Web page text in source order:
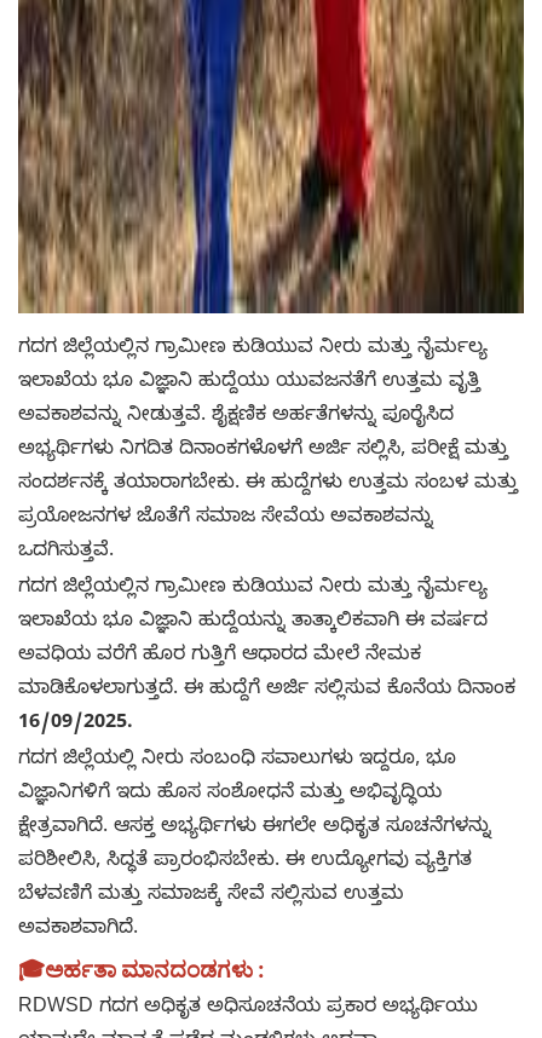
ಗದಗ ಜಿಲ್ಲೆಯಲ್ಲಿನ ಗ್ರಾಮೀಣ ಕುಡಿಯುವ ನೀರು ಮತ್ತು ನೈರ್ಮಲ್ಯ
ಇಲಾಖೆಯ ಭೂ ವಿಜ್ಞಾನಿ ಹುದ್ದೆಯು ಯುವಜನತೆಗೆ ಉತ್ತಮ ವೃತ್ತಿ
ಅವಕಾಶವನ್ನು ನೀಡುತ್ತವೆ. ಶೈಕ್ಷಣಿಕ ಅರ್ಹತೆಗಳನ್ನು ಪೂರೈಸಿದ
ಅಭ್ಯರ್ಥಿಗಳು ನಿಗದಿತ ದಿನಾಂಕಗಳೊಳಗೆ ಅರ್ಜಿ ಸಲ್ಲಿಸಿ, ಪರೀಕ್ಷೆ ಮತ್ತು
ಸಂದರ್ಶನಕ್ಕೆ ತಯಾರಾಗಬೇಕು. ಈ ಹುದ್ದೆಗಳು ಉತ್ತಮ ಸಂಬಳ ಮತ್ತು
ಪ್ರಯೋಜನಗಳ ಜೊತೆಗೆ ಸಮಾಜ ಸೇವೆಯ ಅವಕಾಶವನ್ನು
ಒದಗಿಸುತ್ತವೆ.
ಗದಗ ಜಿಲ್ಲೆಯಲ್ಲಿನ ಗ್ರಾಮೀಣ ಕುಡಿಯುವ ನೀರು ಮತ್ತು ನೈರ್ಮಲ್ಯ
ಇಲಾಖೆಯ ಭೂ ವಿಜ್ಞಾನಿ ಹುದ್ದೆಯನ್ನು ತಾತ್ಕಾಲಿಕವಾಗಿ ಈ ವರ್ಷದ
ಅವಧಿಯ ವರೆಗೆ ಹೊರ ಗುತ್ತಿಗೆ ಆಧಾರದ ಮೇಲೆ ನೇಮಕ
ಮಾಡಿಕೊಳಲಾಗುತ್ತದೆ. ಈ ಹುದ್ದೆಗೆ ಅರ್ಜಿ ಸಲ್ಲಿಸುವ ಕೊನೆಯ ದಿನಾಂಕ
16/09/2025.
ಗದಗ ಜಿಲ್ಲೆಯಲ್ಲಿ ನೀರು ಸಂಬಂಧಿ ಸವಾಲುಗಳು ಇದ್ದರೂ, ಭೂ
ವಿಜ್ಞಾನಿಗಳಿಗೆ ಇದು ಹೊಸ ಸಂಶೋಧನೆ ಮತ್ತು ಅಭಿವೃದ್ಧಿಯ
ಕ್ಷೇತ್ರವಾಗಿದೆ. ಆಸಕ್ತ ಅಭ್ಯರ್ಥಿಗಳು ಈಗಲೇ ಅಧಿಕೃತ ಸೂಚನೆಗಳನ್ನು
ಪರಿಶೀಲಿಸಿ, ಸಿದ್ಧತೆ ಪ್ರಾರಂಭಿಸಬೇಕು. ಈ ಉದ್ಯೋಗವು ವ್ಯಕ್ತಿಗತ
ಬೆಳವಣಿಗೆ ಮತ್ತು ಸಮಾಜಕ್ಕೆ ಸೇವೆ ಸಲ್ಲಿಸುವ ಉತ್ತಮ
ಅವಕಾಶವಾಗಿದೆ.
🎓ಅರ್ಹತಾ ಮಾನದಂಡಗಳು :
RDWSD ಗದಗ ಅಧಿಕೃತ ಅಧಿಸೂಚನೆಯ ಪ್ರಕಾರ ಅಭ್ಯರ್ಥಿಯು